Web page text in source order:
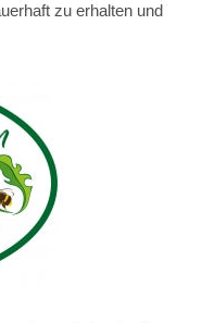
zu erhalten und